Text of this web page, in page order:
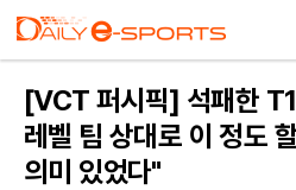
[VCT 퍼시픽] 석패한
레벨 팀 상대로 이 정도
의미 있었다"